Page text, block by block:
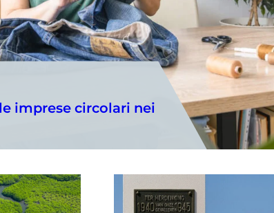
imprese circolari nei